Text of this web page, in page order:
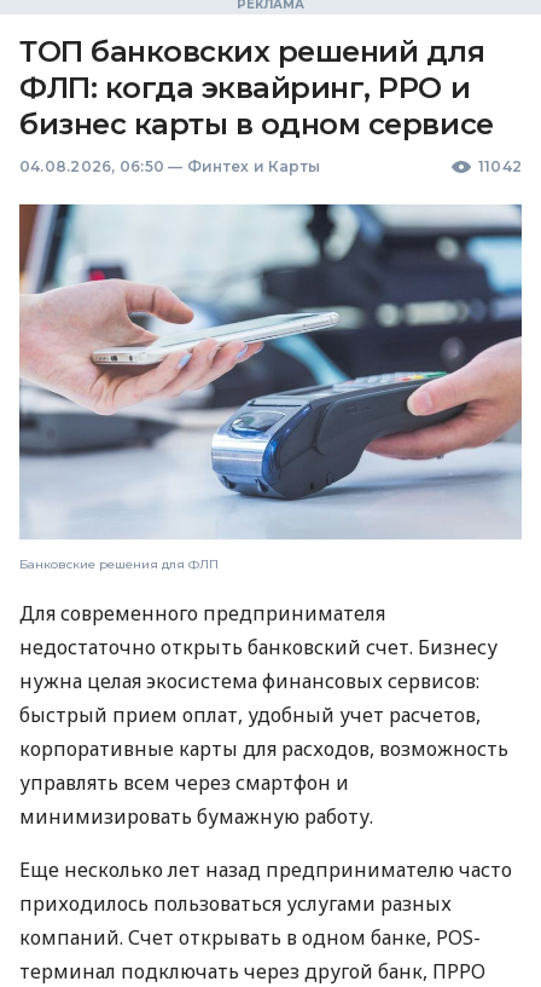
ТОП банковских решений для
ФЛП: когда эквайринг, РРО и
бизнес карты в одном сервисе
04.08.2026, 06:50 — Финтех и Карты 11042
Банковские решения для ФЛП
Для современного предпринимателя
недостаточно открыть банковский счет. Бизнесу
нужна целая экосистема финансовых сервисов:
быстрый прием оплат, удобный учет расчетов,
корпоративные карты для расходов, возможность
управлять всем через смартфон и
минимизировать бумажную работу.
Еще несколько лет назад предпринимателю часто
приходилось пользоваться услугами разных
компаний. Счет открывать в одном банке, POS-
терминал подключать через другой банк, ПРРО